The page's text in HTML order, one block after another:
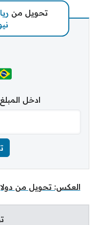
تحويل من
ادخل المبلغ
العكس: تحويل من دولار